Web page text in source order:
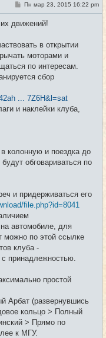
#1
С
б
н
Пн мар 23, 2015 16:22 pm
движений!
в открытии
моторами и
по интересам.
сбор
... 7Z6H&l=sat
и наклейки клуба,
колонную и поездка до
обговариваться по
и придерживаться его
file.php?id=8041
автомобиле, для
можно по этой ссылке
клуба -
с принадлежностью.
простой
Арбат (развернувшись
кольцо > Полный
> Прямо по
к МГУ.